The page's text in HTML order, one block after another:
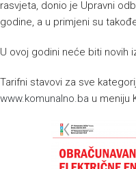
rasvjeta, donio je Upravni
godine, a u primjeni su
U ovoj godini neće biti novih
Tarifni stavovi za sve
www.komunalno.ba u meniju